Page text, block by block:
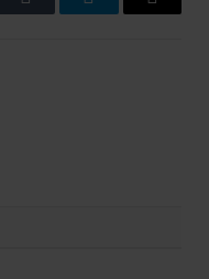
Tumblr TelegramEmail